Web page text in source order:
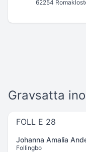
62254
Gravsatta
FOLL E 28
Johanna Amalia
Follingbo